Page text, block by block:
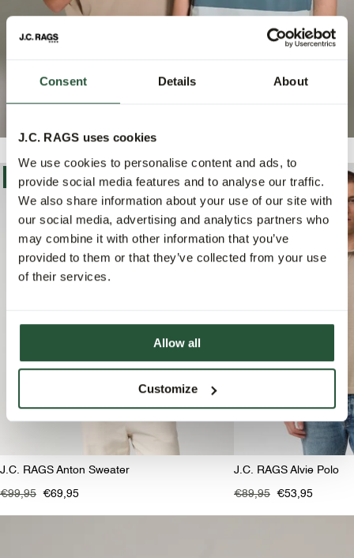
Consent Details About
J.C. RAGS uses cookies
We use cookies to personalise content and ads, to
provide social media features and to analyse our traffic.
We also share information about your use of our site with
our social media, advertising and analytics partners who
may combine it with other information that you’ve
provided to them or that they’ve collected from your use
of their services.
Allow all
Customize
J.C. RAGS Anton Sweater
€99,95 €69,95
-40%
J.C. RAGS Alvie Polo
€89,95 €53,95